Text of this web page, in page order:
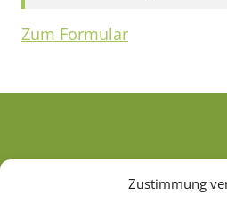
Zustimmung
Zum Formular